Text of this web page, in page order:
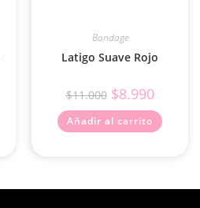
Bondage
Latigo Suave Rojo
$11.000 $8.990
Añadir al carrito